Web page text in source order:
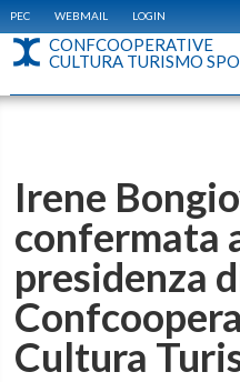
PEC WEBMAIL LOGIN
CONFCOOPERATIVE
CULTURA TURISMO
Irene
confermata
presidenza
Cultura